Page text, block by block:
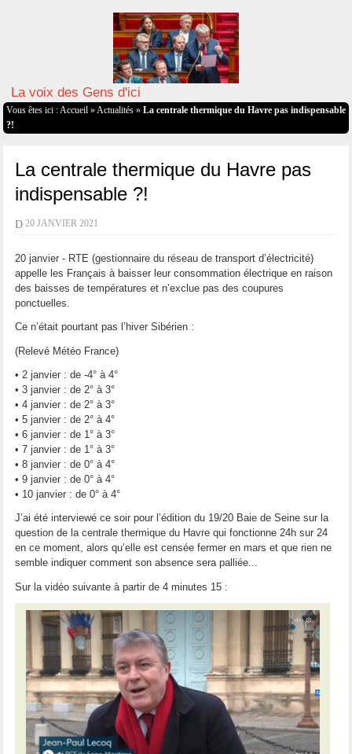
La voix des Gens d'ici
Vous êtes ici : Accueil » Actualités» La centrale thermique du Havre pas indispensable
?!
La centrale thermique du Havre pas
indispensable ?!
D 20 JANVIER 2021
20 janvier - RTE (gestionnaire du réseau de transport d’électricité)
appelle les Français à baisser leur consommation électrique en raison
des baisses de températures et n’exclue pas des coupures
ponctuelles.
Ce n’était pourtant pas l’hiver Sibérien :
(Relevé Météo France)
• 2 janvier : de -4° à 4°
• 3 janvier : de 2° à 3°
• 4 janvier : de 2° à 3°
• 5 janvier : de 2° à 4°
• 6 janvier : de 1° à 3°
• 7 janvier : de 1° à 3°
• 8 janvier : de 0° à 4°
• 9 janvier : de 0° à 4°
• 10 janvier : de 0° à 4°
J’ai été interviewé ce soir pour l’édition du 19/20 Baie de Seine sur la
question de la centrale thermique du Havre qui fonctionne 24h sur 24
en ce moment, alors qu’elle est censée fermer en mars et que rien ne
semble indiquer comment son absence sera palliée...
Sur la vidéo suivante à partir de 4 minutes 15 :